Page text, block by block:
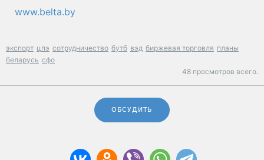
www.belta.by
экспорт цпэ сотрудничество бутб вэд биржевая торговля планы
беларусь сфо
48 просмотров всего.
ОБСУДИТЬ